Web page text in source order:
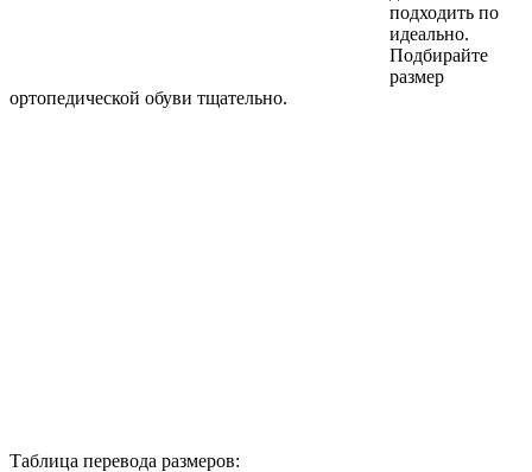
подходить по
идеально.
Подбирайте
размер
ортопедической обуви тщательно.
Таблица перевода размеров: